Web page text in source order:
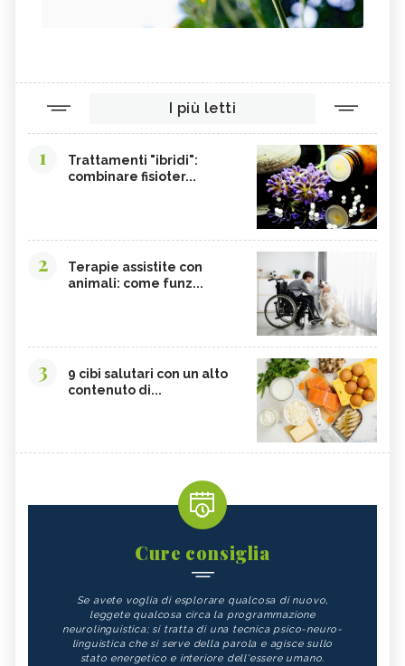
I più letti
1
Trattamenti "ibridi":
combinare fisioter...
2
Terapie assistite con
animali: come funz...
3
9 cibi salutari con un alto
contenuto di...
Cure consiglia
Se avete voglia di esplorare qualcosa di nuovo,
leggete qualcosa circa la programmazione
neurolinguistica; si tratta di una tecnica psico-neuro-
linguistica che si serve della parola e agisce sullo
stato energetico e interiore dell'essere umano.